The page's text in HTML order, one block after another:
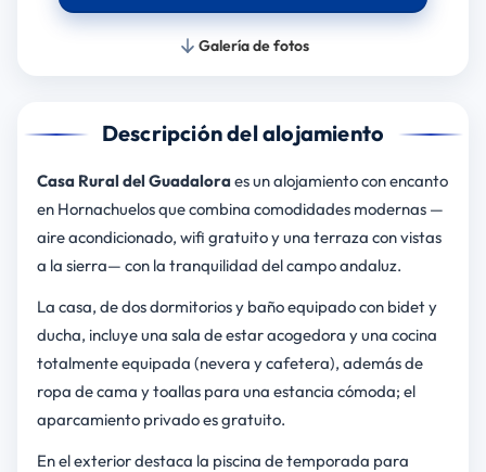
Galería de fotos
Descripción del alojamiento
Casa Rural del Guadaloraes un alojamiento con encanto
en Hornachuelos que combina comodidades modernas —
aire acondicionado, wifi gratuito y una terraza con vistas
a la sierra— con la tranquilidad del campo andaluz.
La casa, de dos dormitorios y baño equipado con bidet y
ducha, incluye una sala de estar acogedora y una cocina
totalmente equipada (nevera y cafetera), además de
ropa de cama y toallas para una estancia cómoda; el
aparcamiento privado es gratuito.
En el exterior destaca la piscina de temporada para